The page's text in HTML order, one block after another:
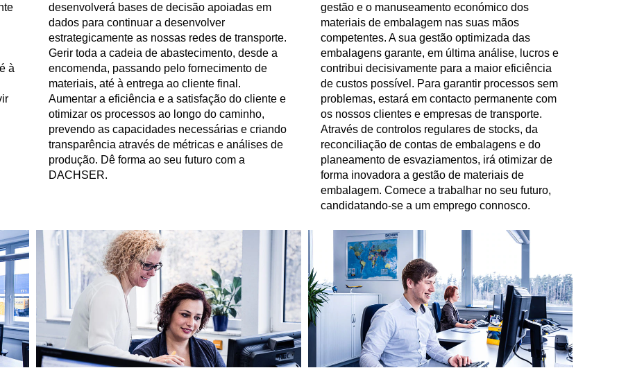
à
desenvolverá bases de decisão apoiadas em
dados para continuar a desenvolver
estrategicamente as nossas redes de transporte.
Gerir toda a cadeia de abastecimento, desde a
encomenda, passando pelo fornecimento de
materiais, até à entrega ao cliente final.
Aumentar a eficiência e a satisfação do cliente e
otimizar os processos ao longo do caminho,
prevendo as capacidades necessárias e criando
transparência através de métricas e análises de
produção. Dê forma ao seu futuro com a
DACHSER.
gestão e o manuseamento económico dos
materiais de embalagem nas suas mãos
competentes. A sua gestão optimizada das
embalagens garante, em última análise, lucros e
contribui decisivamente para a maior eficiência
de custos possível. Para garantir processos sem
problemas, estará em contacto permanente com
os nossos clientes e empresas de transporte.
Através de controlos regulares de stocks, da
reconciliação de contas de embalagens e do
planeamento de esvaziamentos, irá otimizar de
forma inovadora a gestão de materiais de
embalagem. Comece a trabalhar no seu futuro,
candidatando-se a um emprego connosco.